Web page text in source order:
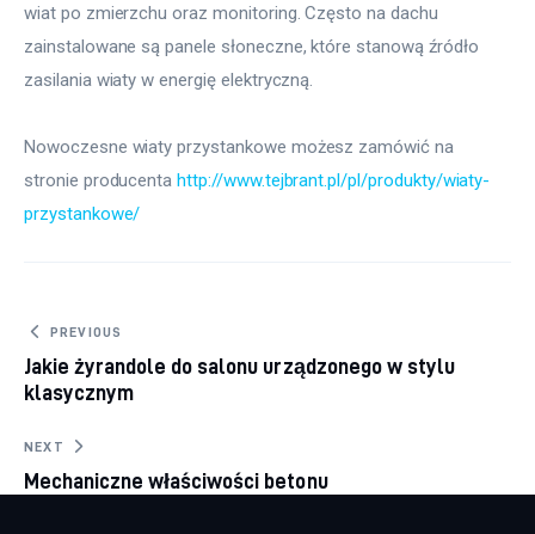
wiat po zmierzchu oraz monitoring. Często na dachu
zainstalowane są panele słoneczne, które stanową źródło
zasilania wiaty w energię elektryczną.
Nowoczesne wiaty przystankowe możesz zamówić na
stronie producenta http://www.tejbrant.pl/pl/produkty/wiaty-
przystankowe/
Nawigacja wpisu
PREVIOUS
Jakie żyrandole do salonu urządzonego w stylu
klasycznym
NEXT
Mechaniczne właściwości betonu